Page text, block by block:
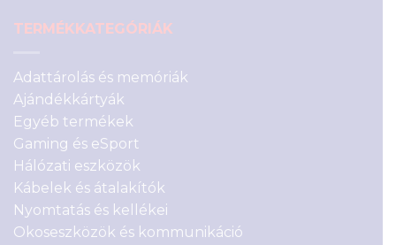
TERMÉKKATEGÓRIÁK
Adattárolás és memóriák
Ajándékkártyák
Egyéb termékek
Gaming és eSport
Hálózati eszközök
Kábelek és átalakítók
Nyomtatás és kellékei
Okoseszközök és kommunikáció